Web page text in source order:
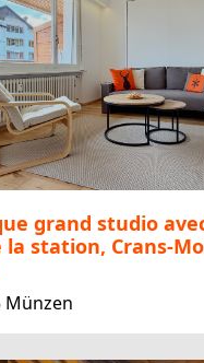
grand studio
la station, Crans-
Münzen